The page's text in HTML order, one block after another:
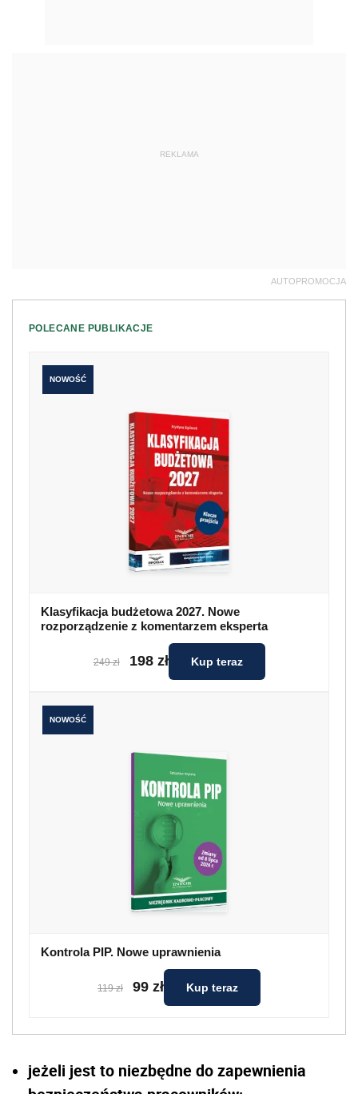
REKLAMA
AUTOPROMOCJA
POLECANE PUBLIKACJE
NOWOŚĆ
Klasyfikacja budżetowa 2027. Nowe
rozporządzenie z komentarzem eksperta
249 zł 198 zł Kup teraz
NOWOŚĆ
Kontrola PIP. Nowe uprawnienia
119 zł 99 zł Kup teraz
jeżeli jest to niezbędne do zapewnienia